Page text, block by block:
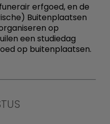
erfgoed, en de
Buitenplaatsen
op
een studiedag
op buitenplaatsen.